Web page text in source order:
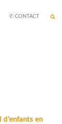
✆ CONTACT
en